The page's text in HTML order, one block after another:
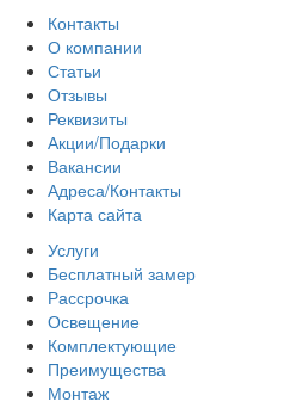
Контакты
О компании
Статьи
Отзывы
Реквизиты
Акции/Подарки
Вакансии
Адреса/Контакты
Карта сайта
Услуги
Бесплатный замер
Рассрочка
Освещение
Комплектующие
Преимущества
Монтаж